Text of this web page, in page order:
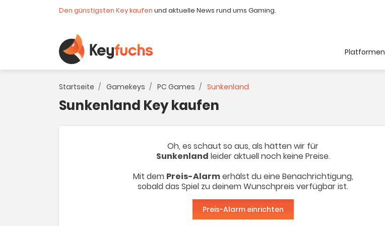
Den günstigsten Key kaufen und aktuelle News rund ums Gaming.
Platformen
Startseite Gamekeys PC Games Sunkenland
Sunkenland Key kaufen
Oh, es schaut so aus, als hätten wir für
Sunkenland leider aktuell noch keine Preise.
Mit dem Preis-Alarmerhälst du eine Benachrichtigung,
sobald das Spiel zu deinem Wunschpreis verfügbar ist.
Preis-Alarm einrichten